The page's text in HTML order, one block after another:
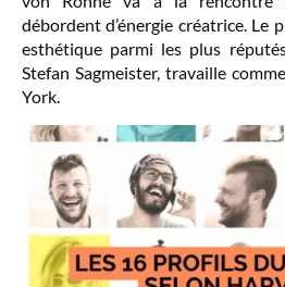
débordent d’énergie créatrice. Le
esthétique parmi les plus
Stefan Sagmeister, travaille
York.